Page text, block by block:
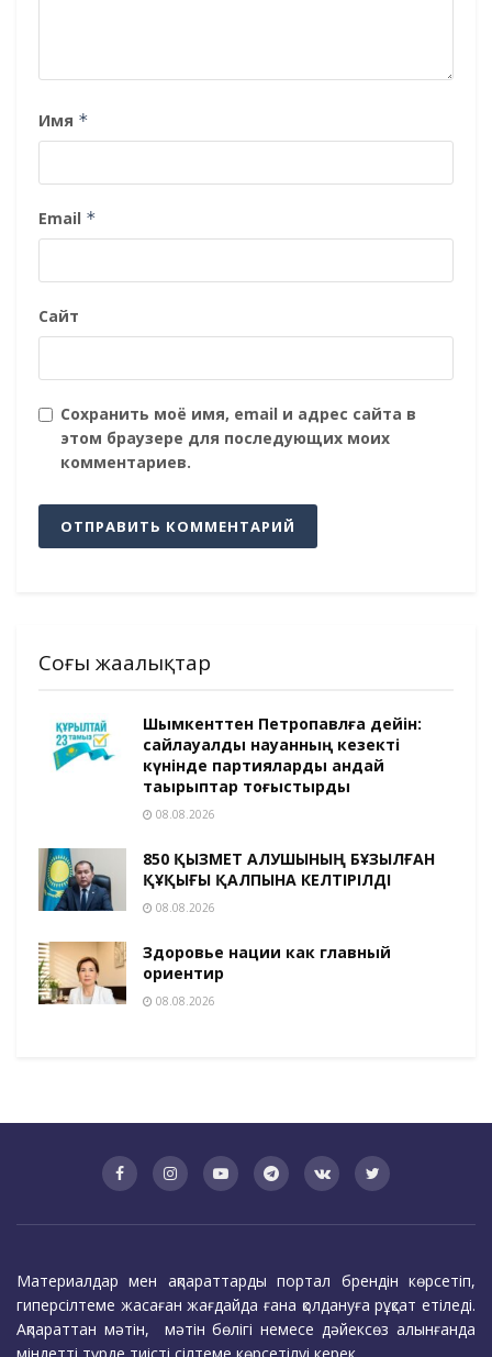
Имя *
Email *
Сайт
Сохранить моё имя, email и адрес сайта в
этом браузере для последующих моих
комментариев.
Соңғы жаңалықтар
Шымкенттен Петропавлға дейін:
сайлауалды науқанның кезекті
күнінде партияларды қандай
тақырыптар тоғыстырды
08.08.2026
850 ҚЫЗМЕТ АЛУШЫНЫҢ БҰЗЫЛҒАН
ҚҰҚЫҒЫ ҚАЛПЫНА КЕЛТІРІЛДІ
08.08.2026
Здоровье нации как главный
ориентир
08.08.2026
Материалдар мен ақпараттарды портал брендін көрсетіп,
гиперсілтеме жасаған жағдайда ғана қолдануға рұқсат етіледі.
Ақпараттан мәтін, мәтін бөлігі немесе дәйексөз алынғанда